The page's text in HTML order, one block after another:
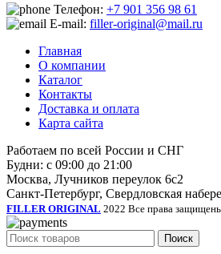
Телефон: +7 901 356 98 61
E-mail: filler-original@mail.ru
Главная
О компании
Каталог
Контакты
Доставка и оплата
Карта сайта
Работаем по всей России и СНГ
Будни: с 09:00 до 21:00
Москва, Лучников переулок 6с2
Санкт-Петербург, Свердловская
FILLER ORIGINAL 2022 Все права
Поиск